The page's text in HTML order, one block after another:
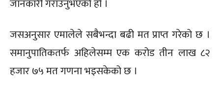
जानकारी गराउनुभएको हो ।
जसअनुसार एमालेले सबैभन्दा बढी मत प्राप्त गरेको छ ।
समानुपातिकतर्फ अहिलेसम्म एक करोड तीन लाख ८२
हजार ७५ मत गणना भइसकेको छ ।